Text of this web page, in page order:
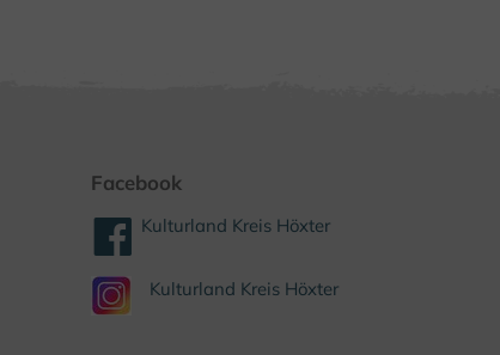
Facebook
Kulturland Kreis Höxter
Kulturland Kreis Höxter